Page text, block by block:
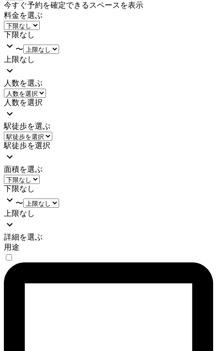
今すぐ予約を確定できるスペースを表示
料金を選ぶ
下限なし
〜
上限なし
人数を選ぶ
人数を選択
駅徒歩を選ぶ
駅徒歩を選択
面積を選ぶ
下限なし
〜
上限なし
詳細を選ぶ
用途